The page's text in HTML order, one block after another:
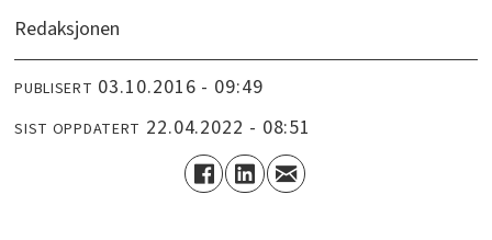
Redaksjonen
PUBLISERT 03.10.2016 - 09:49
SIST OPPDATERT 22.04.2022 - 08:51